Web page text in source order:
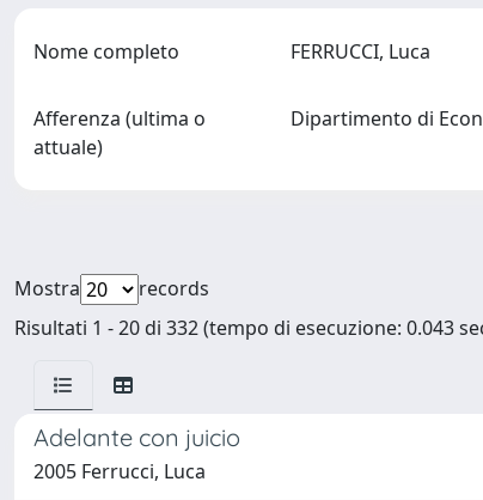
Nome completo FERRUCCI, Luca
Afferenza (ultima o
attuale)
Dipartimento di
Mostra
records
Risultati 1 - 20 di 332 (tempo di esecuzione: 0.043
Adelante con juicio
2005 Ferrucci, Luca